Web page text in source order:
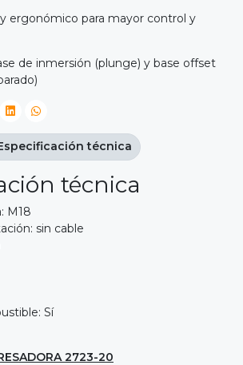
ergonómico para mayor control y
de inmersión (plunge) y base offset
técnica
M18
sin cable
Sí
2723-20
técnica